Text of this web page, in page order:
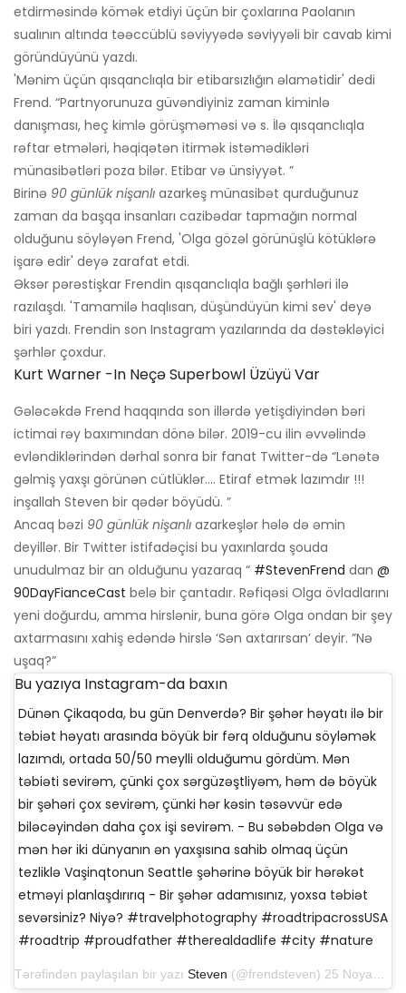
etdirməsində kömək etdiyi üçün bir çoxlarına Paolanın
sualının altında təəccüblü səviyyədə səviyyəli bir cavab kimi
göründüyünü yazdı.
'Mənim üçün qısqanclıqla bir etibarsızlığın əlamətidir' dedi
Frend. “Partnyorunuza güvəndiyiniz zaman kiminlə
danışması, heç kimlə görüşməməsi və s. İlə qısqanclıqla
rəftar etmələri, həqiqətən itirmək istəmədikləri
münasibətləri poza bilər. Etibar və ünsiyyət. ”
Birinə 90 günlük nişanlı azarkeş münasibət qurduğunuz
zaman da başqa insanları cazibədar tapmağın normal
olduğunu söyləyən Frend, 'Olga gözəl görünüşlü kötüklərə
işarə edir' deyə zarafat etdi.
Əksər pərəstişkar Frendin qısqanclıqla bağlı şərhləri ilə
razılaşdı. 'Tamamilə haqlısan, düşündüyün kimi sev' deyə
biri yazdı. Frendin son Instagram yazılarında da dəstəkləyici
şərhlər çoxdur.
Kurt Warner -in Neçə Superbowl Üzüyü Var
Gələcəkdə Frend haqqında son illərdə yetişdiyindən bəri
ictimai rəy baxımından dönə bilər. 2019-cu ilin əvvəlində
evləndiklərindən dərhal sonra bir fanat Twitter-də “Lənətə
gəlmiş yaxşı görünən cütlüklər…. Etiraf etmək lazımdır !!!
inşallah Steven bir qədər böyüdü. ”
Ancaq bəzi 90 günlük nişanlı azarkeşlər hələ də əmin
deyillər. Bir Twitter istifadəçisi bu yaxınlarda şouda
unudulmaz bir an olduğunu yazaraq “ #StevenFrend dan @
90DayFianceCast belə bir çantadır. Rəfiqəsi Olga övladlarını
yeni doğurdu, amma hirslənir, buna görə Olga ondan bir şey
axtarmasını xahiş edəndə hirslə ‘Sən axtarırsan’ deyir. ”Nə
uşaq?”
Bu yazıya Instagram-da baxın
Dünən Çikaqoda, bu gün Denverdə? Bir şəhər həyatı ilə bir
təbiət həyatı arasında böyük bir fərq olduğunu söyləmək
lazımdı, ortada 50/50 meylli olduğumu gördüm. Mən
təbiəti sevirəm, çünki çox sərgüzəştliyəm, həm də böyük
bir şəhəri çox sevirəm, çünki hər kəsin təsəvvür edə
biləcəyindən daha çox işi sevirəm. - Bu səbəbdən Olga və
mən hər iki dünyanın ən yaxşısına sahib olmaq üçün
tezliklə Vaşinqtonun Seattle şəhərinə böyük bir hərəkət
etməyi planlaşdırırıq - Bir şəhər adamısınız, yoxsa təbiət
sevərsiniz? Niyə? #travelphotography #roadtripacrossUSA
#roadtrip #proudfather #therealdadlife #city #nature
Tərəfindən paylaşılan bir yazı Steven (@frendsteven) 25 Noyabr 2019 tarixində 15:57 PST